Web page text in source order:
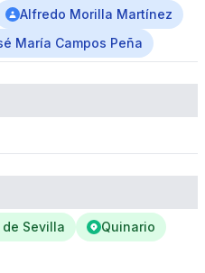
Alfredo Morilla Martínez
María Campos Peña
Sevilla
Quinario